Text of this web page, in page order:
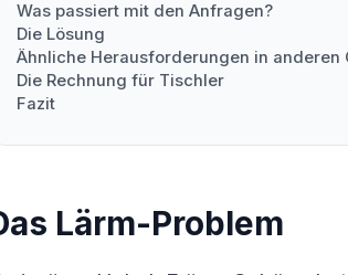
Was passiert mit den Anfragen?
Die Lösung
Ähnliche Herausforderungen in anderen
Die Rechnung für Tischler
Fazit
Lärm-Problem